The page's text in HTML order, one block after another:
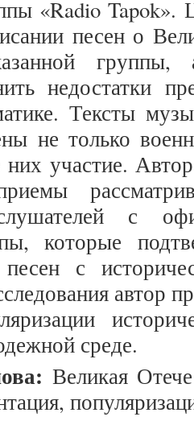
«Radio Tapok».
песен о
группы,
недостатки
Тексты
не только
участие.
с
которые
с
автор
среде.
Великая